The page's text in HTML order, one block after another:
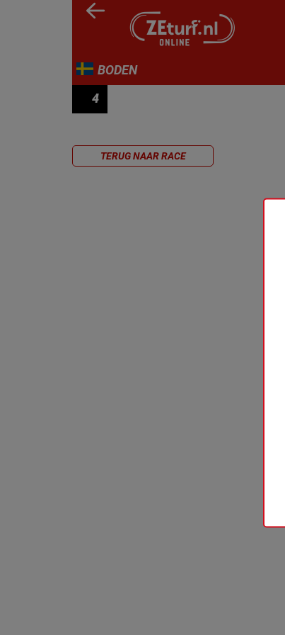
BODEN
4
TERUG NAAR RACE